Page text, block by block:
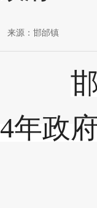
来源：邯邰镇
4年政